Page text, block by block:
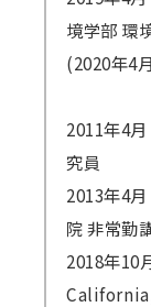
境学部 環
(2020年4
2011年4
究員
2013年4
院 非常勤
2018年